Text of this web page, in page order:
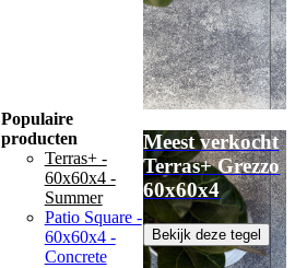
Populaire
producten
Terras+ -
60x60x4 -
Summer
Patio Square -
60x60x4 -
Concrete
Meest verkocht
Terras+ Grezzo
60x60x4
Bekijk deze tegel